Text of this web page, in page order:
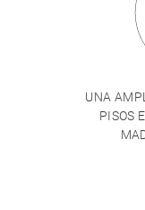
UNA
PISOS